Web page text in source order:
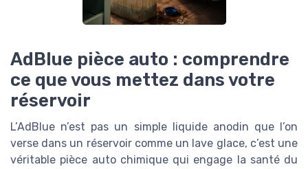
AdBlue pièce auto : comprendre
ce que vous mettez dans votre
réservoir
L’AdBlue n’est pas un simple liquide anodin que l’on
verse dans un réservoir comme un lave glace, c’est une
véritable pièce auto chimique qui engage la santé du